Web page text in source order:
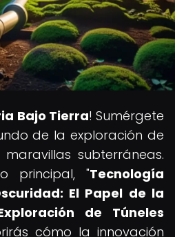
Bajo Tierra! Sumérgete
de la exploración de
subterráneas.
principal, "Tecnología
El Papel de la
de Túneles
cómo la innovación